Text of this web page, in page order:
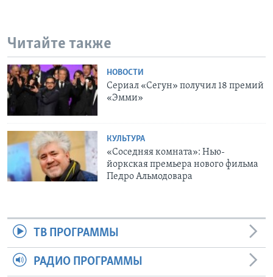
Читайте также
НОВОСТИ
Сериал «Сегун» получил 18 премий
«Эмми»
КУЛЬТУРА
«Соседняя комната»: Нью-
йоркская премьера нового фильма
Педро Альмодовара
ТВ ПРОГРАММЫ
РАДИО ПРОГРАММЫ